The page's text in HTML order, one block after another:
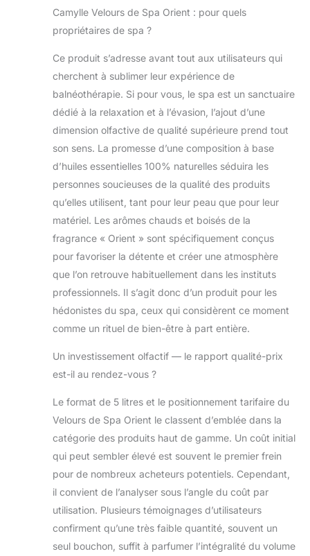
l'eau chauffée et
2 à 3 bouchons
l’eau du spa.
VELOURS DE SPA
vient enrichir le
bain de spa en y
bienfaits des
huiles essentielles
de plantes.
Découvrez nos
fragrances
déstressantes,
amincissantes ou
revigorantes UN
PRODUIT
INADAPTE
CONDUIRAIT
IMMEDIATEMENT
L’EAU,
PROVOQUER DES
REACTIONS
MOUSSANTES -
VELOURS DE SPA
a été conçu pour
se mélanger
parfaitement à
l’eau sans
interagir sur le
système de
désinfection. Les
Camylle Velours de Spa Orient : pour quels
propriétaires de spa ?
Ce produit s’adresse avant tout aux utilisateurs qui
cherchent à sublimer leur expérience de
balnéothérapie. Si pour vous, le spa est un sanctuaire
dédié à la relaxation et à l’évasion, l’ajout d’une
dimension olfactive de qualité supérieure prend tout
son sens. La promesse d’une composition à base
d’huiles essentielles 100% naturelles séduira les
personnes soucieuses de la qualité des produits
qu’elles utilisent, tant pour leur peau que pour leur
matériel. Les arômes chauds et boisés de la
fragrance « Orient » sont spécifiquement conçus
pour favoriser la détente et créer une atmosphère
que l’on retrouve habituellement dans les instituts
professionnels. Il s’agit donc d’un produit pour les
hédonistes du spa, ceux qui considèrent ce moment
comme un rituel de bien-être à part entière.
Un investissement olfactif — le rapport qualité-prix
est-il au rendez-vous ?
Le format de 5 litres et le positionnement tarifaire du
Velours de Spa Orient le classent d’emblée dans la
catégorie des produits haut de gamme. Un coût initial
qui peut sembler élevé est souvent le premier frein
pour de nombreux acheteurs potentiels. Cependant,
il convient de l’analyser sous l’angle du coût par
utilisation. Plusieurs témoignages d’utilisateurs
confirment qu’une très faible quantité, souvent un
seul bouchon, suffit à parfumer l’intégralité du volume